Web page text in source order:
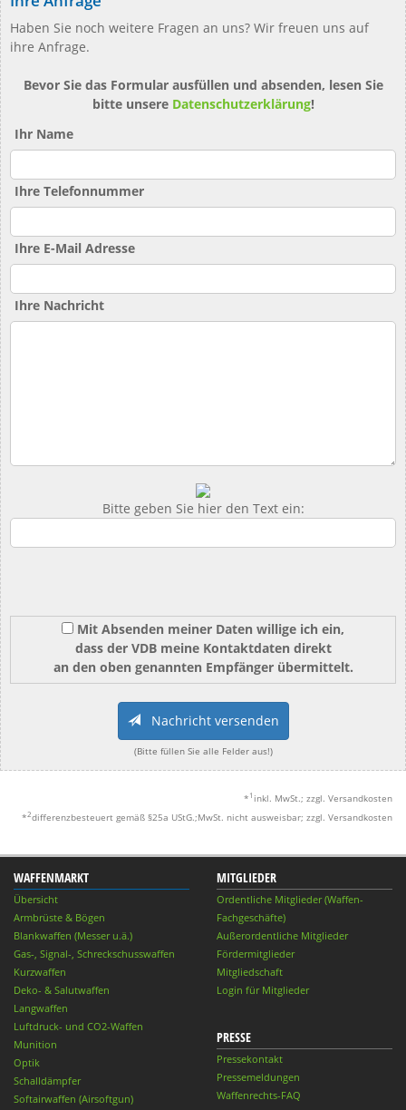
Haben Sie noch weitere Fragen an uns? Wir freuen uns auf
ihre Anfrage.
Bevor Sie das Formular ausfüllen und absenden, lesen Sie
bitte unsere Datenschutzerklärung!
Ihr Name
Ihre Telefonnummer
Ihre E-Mail Adresse
Ihre Nachricht
Bitte geben Sie hier den Text ein:
Mit Absenden meiner Daten willige ich ein,
dass der VDB meine Kontaktdaten direkt
an den oben genannten Empfänger übermittelt.
Nachricht versenden
(Bitte füllen Sie alle Felder aus!)
* 1 inkl. MwSt.; zzgl. Versandkosten
*2differenzbesteuert gemäß §25a UStG.;MwSt. nicht ausweisbar; zzgl. Versandkosten
WAFFENMARKT
Übersicht
Armbrüste & Bögen
Blankwaffen (Messer u.ä.)
Gas-, Signal-, Schreckschusswaffen
Kurzwaffen
Deko- & Salutwaffen
Langwaffen
Luftdruck- und CO2-Waffen
Munition
Optik
Schalldämpfer
Softairwaffen (Airsoftgun)
MITGLIEDER
Ordentliche Mitglieder (Waffen-
Fachgeschäfte)
Außerordentliche Mitglieder
Fördermitglieder
Mitgliedschaft
Login für Mitglieder
PRESSE
Pressekontakt
Pressemeldungen
Waffenrechts-FAQ